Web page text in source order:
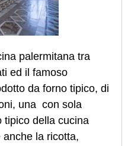
palermitana tra
ed il famoso
da forno tipico, di
una con sola
tipico della cucina
la ricotta,